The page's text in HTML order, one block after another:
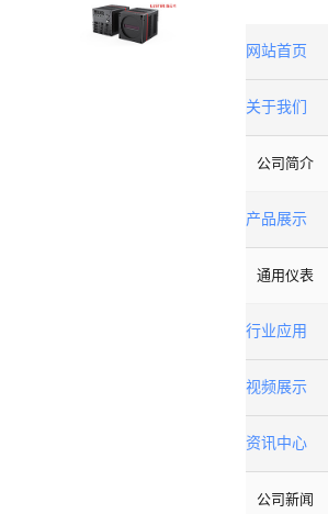
网站首页
关于我们
公司简介
产品展示
通用仪表
行业应用
视频展示
资讯中心
公司新闻